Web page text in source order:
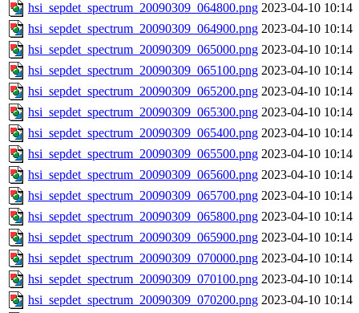
hsi_sepdet_spectrum_20090309_064800.png 2023-04-10 10:14
hsi_sepdet_spectrum_20090309_064900.png 2023-04-10 10:14
hsi_sepdet_spectrum_20090309_065000.png 2023-04-10 10:14
hsi_sepdet_spectrum_20090309_065100.png 2023-04-10 10:14
hsi_sepdet_spectrum_20090309_065200.png 2023-04-10 10:14
hsi_sepdet_spectrum_20090309_065300.png 2023-04-10 10:14
hsi_sepdet_spectrum_20090309_065400.png 2023-04-10 10:14
hsi_sepdet_spectrum_20090309_065500.png 2023-04-10 10:14
hsi_sepdet_spectrum_20090309_065600.png 2023-04-10 10:14
hsi_sepdet_spectrum_20090309_065700.png 2023-04-10 10:14
hsi_sepdet_spectrum_20090309_065800.png 2023-04-10 10:14
hsi_sepdet_spectrum_20090309_065900.png 2023-04-10 10:14
hsi_sepdet_spectrum_20090309_070000.png 2023-04-10 10:14
hsi_sepdet_spectrum_20090309_070100.png 2023-04-10 10:14
hsi_sepdet_spectrum_20090309_070200.png 2023-04-10 10:14